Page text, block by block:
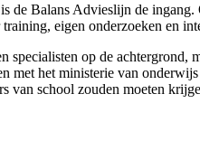
de Balans Advieslijn de
eigen onderzoeken en
specialisten op de
met het ministerie van
school zouden moeten